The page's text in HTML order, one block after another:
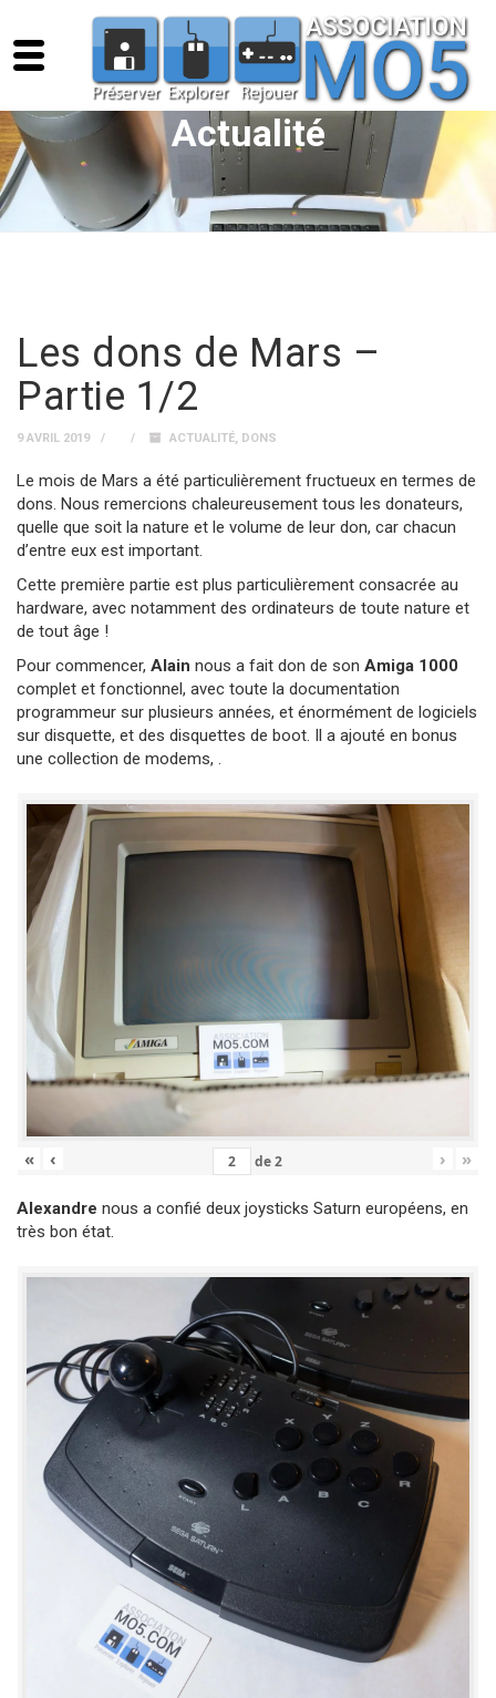
Actualité
Les dons de Mars –
Partie 1/2
9 AVRIL 2019 ACTUALITÉ, DONS
Le mois de Mars a été particulièrement fructueux en termes de
dons. Nous remercions chaleureusement tous les donateurs,
quelle que soit la nature et le volume de leur don, car chacun
d’entre eux est important.
Cette première partie est plus particulièrement consacrée au
hardware, avec notamment des ordinateurs de toute nature et
de tout âge !
Pour commencer, Alain nous a fait don de son Amiga 1000
complet et fonctionnel, avec toute la documentation
programmeur sur plusieurs années, et énormément de logiciels
sur disquette, et des disquettes de boot. Il a ajouté en bonus
une collection de modems, .
« ‹ de2 › »
Alexandre nous a confié deux joysticks Saturn européens, en
très bon état.